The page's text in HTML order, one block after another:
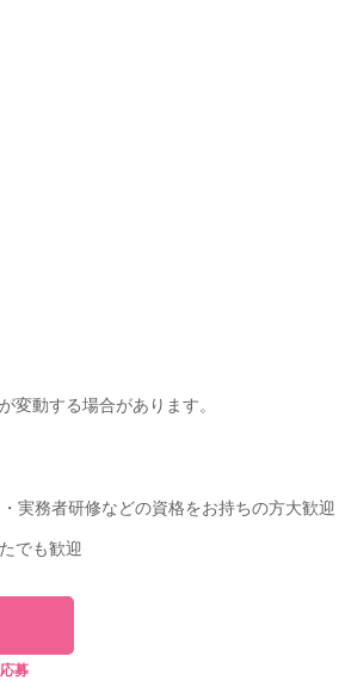
動する場合があります。
実務者研修などの資格をお持ちの方大歓迎
でも歓迎
募